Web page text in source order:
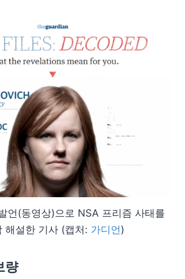
언(동영상)으로 NSA 프리즘 사태를
해설한 기사 (캡처: 가디언)
량